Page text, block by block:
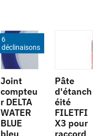
6
déclinaisons
Joint
compteu
r DELTA
WATER
BLUE
Pâte
d'étanch
éité
FILETFI
X3 pour